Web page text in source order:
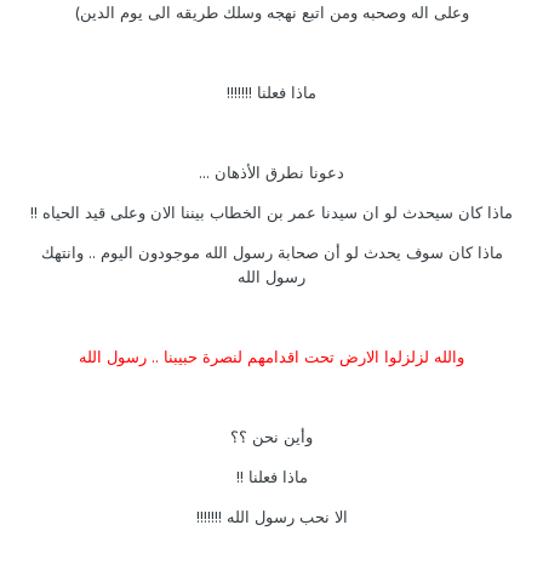
وعلى اله وصحبه ومن اتبع نهجه وسلك طريقه الى يوم الدين)
ماذا فعلنا !!!!!!!
دعونا نطرق الأذهان ...
ماذا كان سيحدث لو ان سيدنا عمر بن الخطاب بيننا الان وعلى قيد الحياه !!
ماذا كان سوف يحدث لو أن صحابة رسول الله موجودون اليوم .. وانتهك
رسول الله
والله لزلزلوا الارض تحت اقدامهم لنصرة حبيبنا .. رسول الله
وأين نحن ؟؟
ماذا فعلنا !!
الا نحب رسول الله !!!!!!!